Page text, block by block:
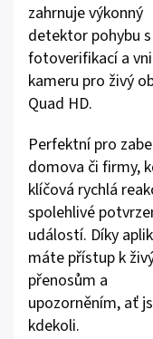
zahrnuje výkonný
detektor pohybu s
fotoverifikací a
kameru pro živý
Quad HD.
Perfektní pro
domova či firmy,
klíčová rychlá
spolehlivé
událostí. Díky
máte přístup k
přenosům a
upozorněním, ať
kdekoli.